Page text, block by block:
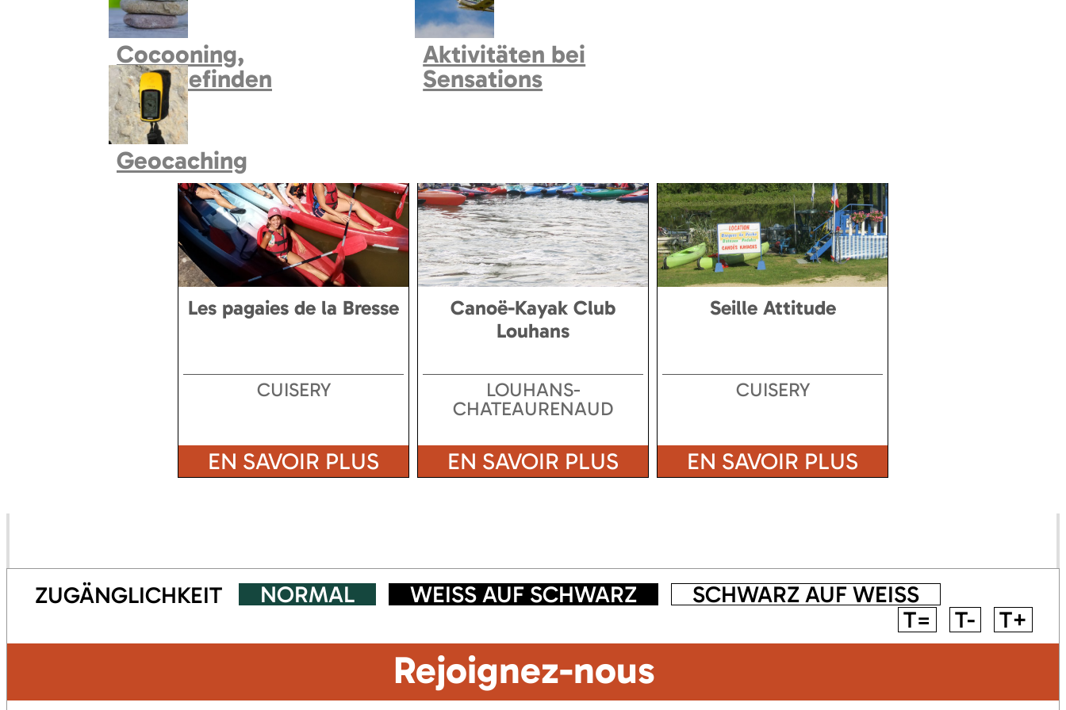
Cocooning,
Wohlbefinden
Aktivitäten bei
Sensations
Geocaching
Ajouter a ma sélection
Les pagaies de la Bresse
CUISERY
EN SAVOIR PLUS
Canoë-Kayak Club
Louhans
LOUHANS-
CHATEAURENAUD
EN SAVOIR PLUS
Seille Attitude
CUISERY
EN SAVOIR PLUS
ZUGÄNGLICHKEIT NORMAL WEISS AUF SCHWARZ
SCHWARZ AUF WEISS
T=
T- T+
Rejoignez-nous